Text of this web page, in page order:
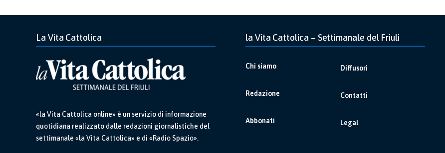
La Vita Cattolica
«la Vita Cattolica online» è un servizio di informazione
quotidiana realizzato dalle redazioni giornalistiche del
settimanale «la Vita Cattolica» e di «Radio Spazio».
la Vita Cattolica – Settimanale del Friuli
Chi siamo
Redazione
Abbonati
Diffusori
Contatti
Legal